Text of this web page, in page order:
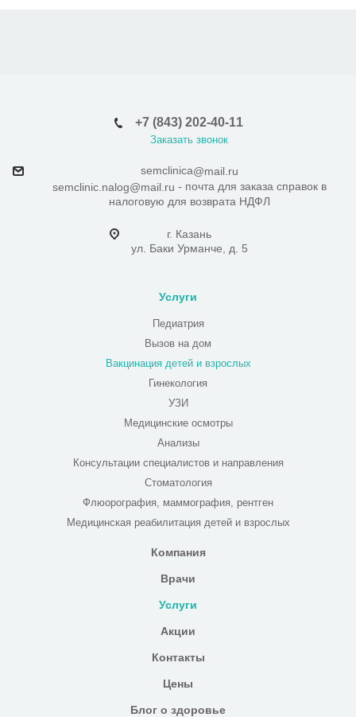
+7 (843) 202-40-11
Заказать звонок
semclinica@mail.ru
semclinic.nalog@mail.ru - почта для заказа справок в
налоговую для возврата НДФЛ
г. Казань
ул. Баки Урманче, д. 5
Услуги
Педиатрия
Вызов на дом
Вакцинация детей и взрослых
Гинекология
УЗИ
Медицинские осмотры
Анализы
Консультации специалистов и направления
Стоматология
Флюорография, маммография, рентген
Медицинская реабилитация детей и взрослых
Компания
Врачи
Услуги
Акции
Контакты
Цены
Блог о здоровье